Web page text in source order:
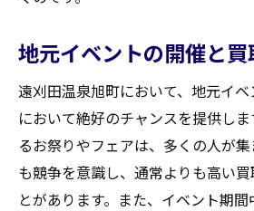
地元イベントの開催と
遠刈田温泉旭町において、地元イ
において絶好のチャンスを提供し
るお祭りやフェアは、多くの人が
も競争を意識し、通常よりも高い
とがあります。また、イベント期